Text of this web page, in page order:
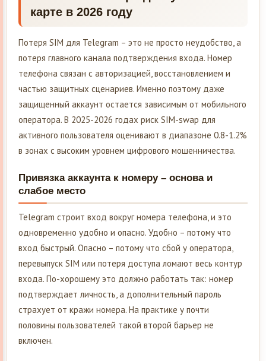
карте в 2026 году
Потеря SIM для Telegram – это не просто неудобство, а
потеря главного канала подтверждения входа. Номер
телефона связан с авторизацией, восстановлением и
частью защитных сценариев. Именно поэтому даже
защищенный аккаунт остается зависимым от мобильного
оператора. В 2025-2026 годах риск SIM-swap для
активного пользователя оценивают в диапазоне 0.8-1.2%
в зонах с высоким уровнем цифрового мошенничества.
Привязка аккаунта к номеру – основа и
слабое место
Telegram строит вход вокруг номера телефона, и это
одновременно удобно и опасно. Удобно – потому что
вход быстрый. Опасно – потому что сбой у оператора,
перевыпуск SIM или потеря доступа ломают весь контур
входа. По-хорошему это должно работать так: номер
подтверждает личность, а дополнительный пароль
страхует от кражи номера. На практике у почти
половины пользователей такой второй барьер не
включен.